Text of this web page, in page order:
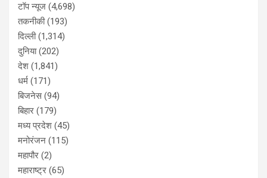
टॉप न्यूज (4,698)
तकनीकी(193)
दिल्ली(1,314)
दुनिया(202)
देश (1,841)
धर्म (171)
बिजनेस(94)
बिहार (179)
मध्य प्रदेश (45)
मनोरंजन (115)
महापौर (2)
महाराष्ट्र (65)